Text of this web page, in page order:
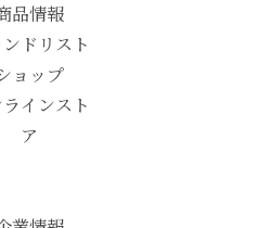
品情報
ドリスト
ョップ
インスト
ア